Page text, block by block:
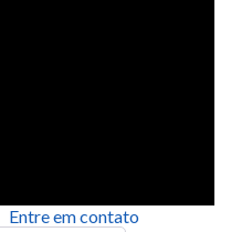
Entre em contato